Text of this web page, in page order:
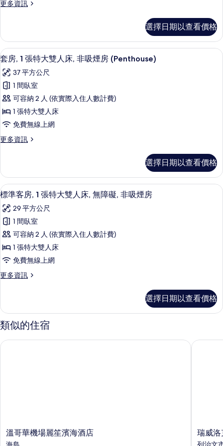
相
片
情
室,
障
無
障
礙
空
間,
非
吸
煙
所
有
相
片
更多資訊
更
1
間
臥
身
障
障
礙
空
間,
非
的
詳
情
選擇日期以查看價格
顯
示
套
房,
1
張
特
大
人
床,
非
吸
煙
房
(Penthouse)
的
所
片
高級寢具、舒適加層、客房內保險箱、
5
套房, 1 張特大雙人床, 非吸煙房 (Penthouse)
37 平方公尺
1 間臥室
可容納 2 人 (依實際入住人數計費)
1 張特大雙人床
免費無線上網
更多資訊
更
1
張
特
雙
人
非
吸
煙
房
(Penthouse)
選擇日期以查看價格
顯
示
標
準
客
房,
張
大
雙
人
床,
房
高級寢具、舒適加層、客房內保險箱、
6
標準客房, 1 張特大雙人床, 無障礙, 非吸煙房
29 平方公尺
1 間臥室
可容納 2 人 (依實際入住人數計費)
1 張特大雙人床
免費無線上網
更多資訊
更
客
房,
1
特
選擇日期以查看價格
類似的住宿
溫
哥
溫哥華機場麗笙濱海酒店
溫哥華機場麗笙濱海酒店
瑞
威
瑞威洛
瑞威洛